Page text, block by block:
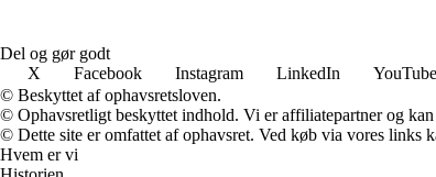
Del og gør godt
X
Facebook Instagram LinkedIn YouTube
© Beskyttet af ophavsretsloven.
© Ophavsretligt beskyttet indhold. Vi er affiliatepartner og
© Dette site er omfattet af ophavsret. Ved køb via vores links
Hvem er vi